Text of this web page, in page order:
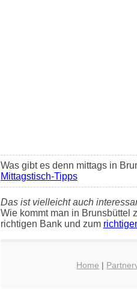
Was gibt es denn mittags in
Mittagstisch-Tipps
Das ist vielleicht auch
Wie kommt man in Brunsbüttel
richtigen Bank und zum
Home |